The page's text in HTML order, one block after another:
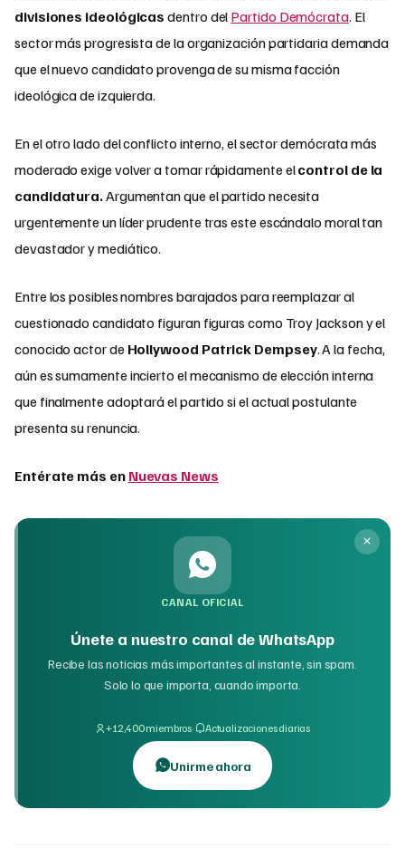
divisiones ideológicas dentro del Partido Demócrata. El
sector más progresista de la organización partidaria demanda
que el nuevo candidato provenga de su misma facción
ideológica de izquierda.
En el otro lado del conflicto interno, el sector demócrata más
moderado exige volver a tomar rápidamente elcontrol de la
candidatura.Argumentan que el partido necesita
urgentemente un líder prudente tras este escándalo moral tan
devastador y mediático.
Entre los posibles nombres barajados para reemplazar al
cuestionado candidato figuran figuras como Troy Jackson y el
conocido actor de Hollywood Patrick Dempsey. A la fecha,
aún es sumamente incierto el mecanismo de elección interna
que finalmente adoptará el partido si el actual postulante
presenta su renuncia.
Entérate más en Nuevas News
CANAL OFICIAL
Únete a nuestro canal de WhatsApp
Recibe las noticias más importantes al instante, sin spam.
Solo lo que importa, cuando importa.
+12,400 miembros· Actualizaciones diarias
Unirme ahora